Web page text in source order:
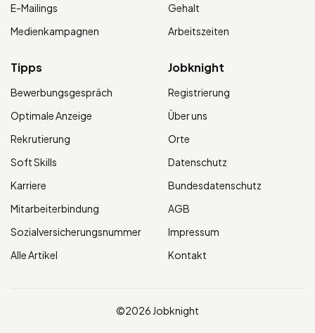
E-Mailings
Medienkampagnen
Gehalt
Arbeitszeiten
Tipps
Bewerbungsgespräch
Optimale Anzeige
Rekrutierung
Soft Skills
Karriere
Mitarbeiterbindung
Sozialversicherungsnummer
Alle Artikel
Jobknight
Registrierung
Über uns
Orte
Datenschutz
Bundesdatenschutz
AGB
Impressum
Kontakt
©2026 Jobknight